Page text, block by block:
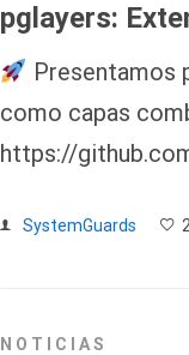
pglayers:
Presentamos
como capas
https://
SystemGuards
NOTICIAS